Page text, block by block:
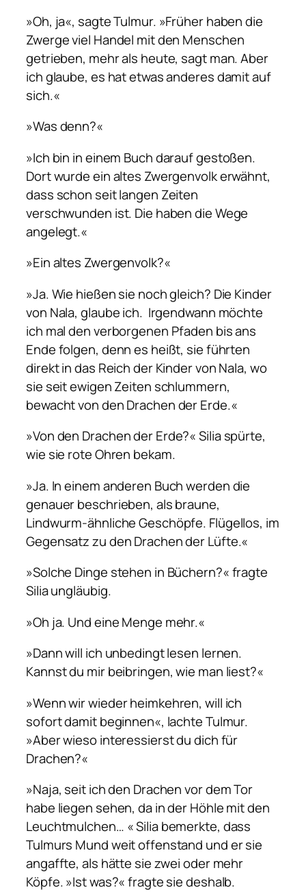
»Oh, ja«, sagte Tulmur. »Früher haben die
Zwerge viel Handel mit den Menschen
getrieben, mehr als heute, sagt man. Aber
ich glaube, es hat etwas anderes damit auf
sich.«
»Was denn?«
»Ich bin in einem Buch darauf gestoßen.
Dort wurde ein altes Zwergenvolk erwähnt,
dass schon seit langen Zeiten
verschwunden ist. Die haben die Wege
angelegt.«
»Ein altes Zwergenvolk?«
»Ja. Wie hießen sie noch gleich? Die Kinder
von Nala, glaube ich. Irgendwann möchte
ich mal den verborgenen Pfaden bis ans
Ende folgen, denn es heißt, sie führten
direkt in das Reich der Kinder von Nala, wo
sie seit ewigen Zeiten schlummern,
bewacht von den Drachen der Erde.«
»Von den Drachen der Erde?« Silia spürte,
wie sie rote Ohren bekam.
»Ja. In einem anderen Buch werden die
genauer beschrieben, als braune,
Lindwurm-ähnliche Geschöpfe. Flügellos, im
Gegensatz zu den Drachen der Lüfte.«
»Solche Dinge stehen in Büchern?« fragte
Silia ungläubig.
»Oh ja. Und eine Menge mehr.«
»Dann will ich unbedingt lesen lernen.
Kannst du mir beibringen, wie man liest?«
»Wenn wir wieder heimkehren, will ich
sofort damit beginnen«, lachte Tulmur.
»Aber wieso interessierst du dich für
Drachen?«
»Naja, seit ich den Drachen vor dem Tor
habe liegen sehen, da in der Höhle mit den
Leuchtmulchen… « Silia bemerkte, dass
Tulmurs Mund weit offenstand und er sie
angaffte, als hätte sie zwei oder mehr
Köpfe. »Ist was?« fragte sie deshalb.